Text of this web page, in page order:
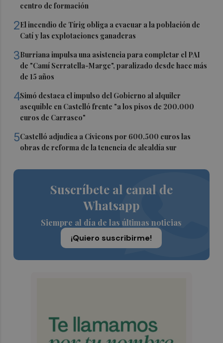
centro de formación
2El incendio de Tírig obliga a evacuar a la población de
Catí y las explotaciones ganaderas
3Burriana impulsa una asistencia para completar el PAI
de "Camí Serratella-Marge", paralizado desde hace más
de 15 años
4Simó destaca el impulso del Gobierno al alquiler
asequible en Castelló frente "a los pisos de 200.000
euros de Carrasco"
5Castelló adjudica a Civicons por 600.500 euros las
obras de reforma de la tenencia de alcaldía sur
Suscríbete al canal de
Whatsapp
Siempre al día de las últimas noticias
¡Quiero suscribirme!